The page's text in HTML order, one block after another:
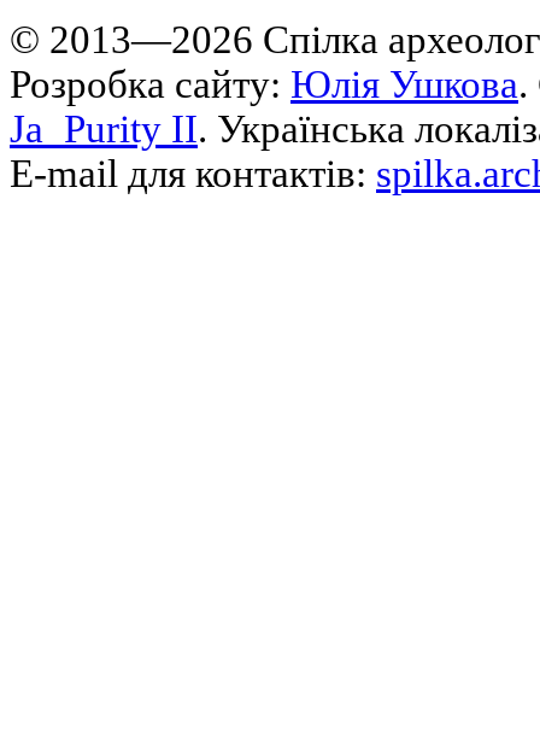
© 2013—2026 Cпілка
Розробка сайту: Юлія Ушкова.
Ja_Purity II. Українська
E-mail для контактів: